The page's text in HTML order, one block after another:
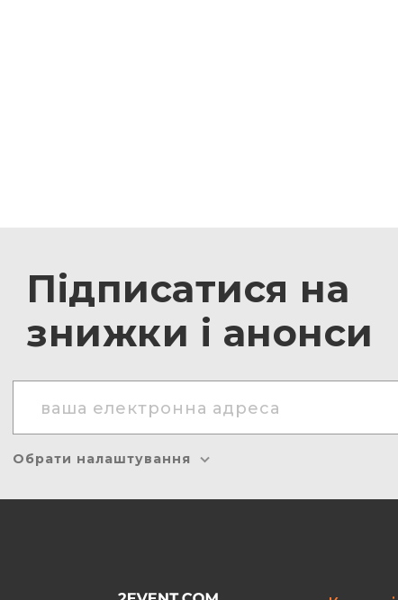
Підписатися на
знижки і анонси
Обрати налаштування